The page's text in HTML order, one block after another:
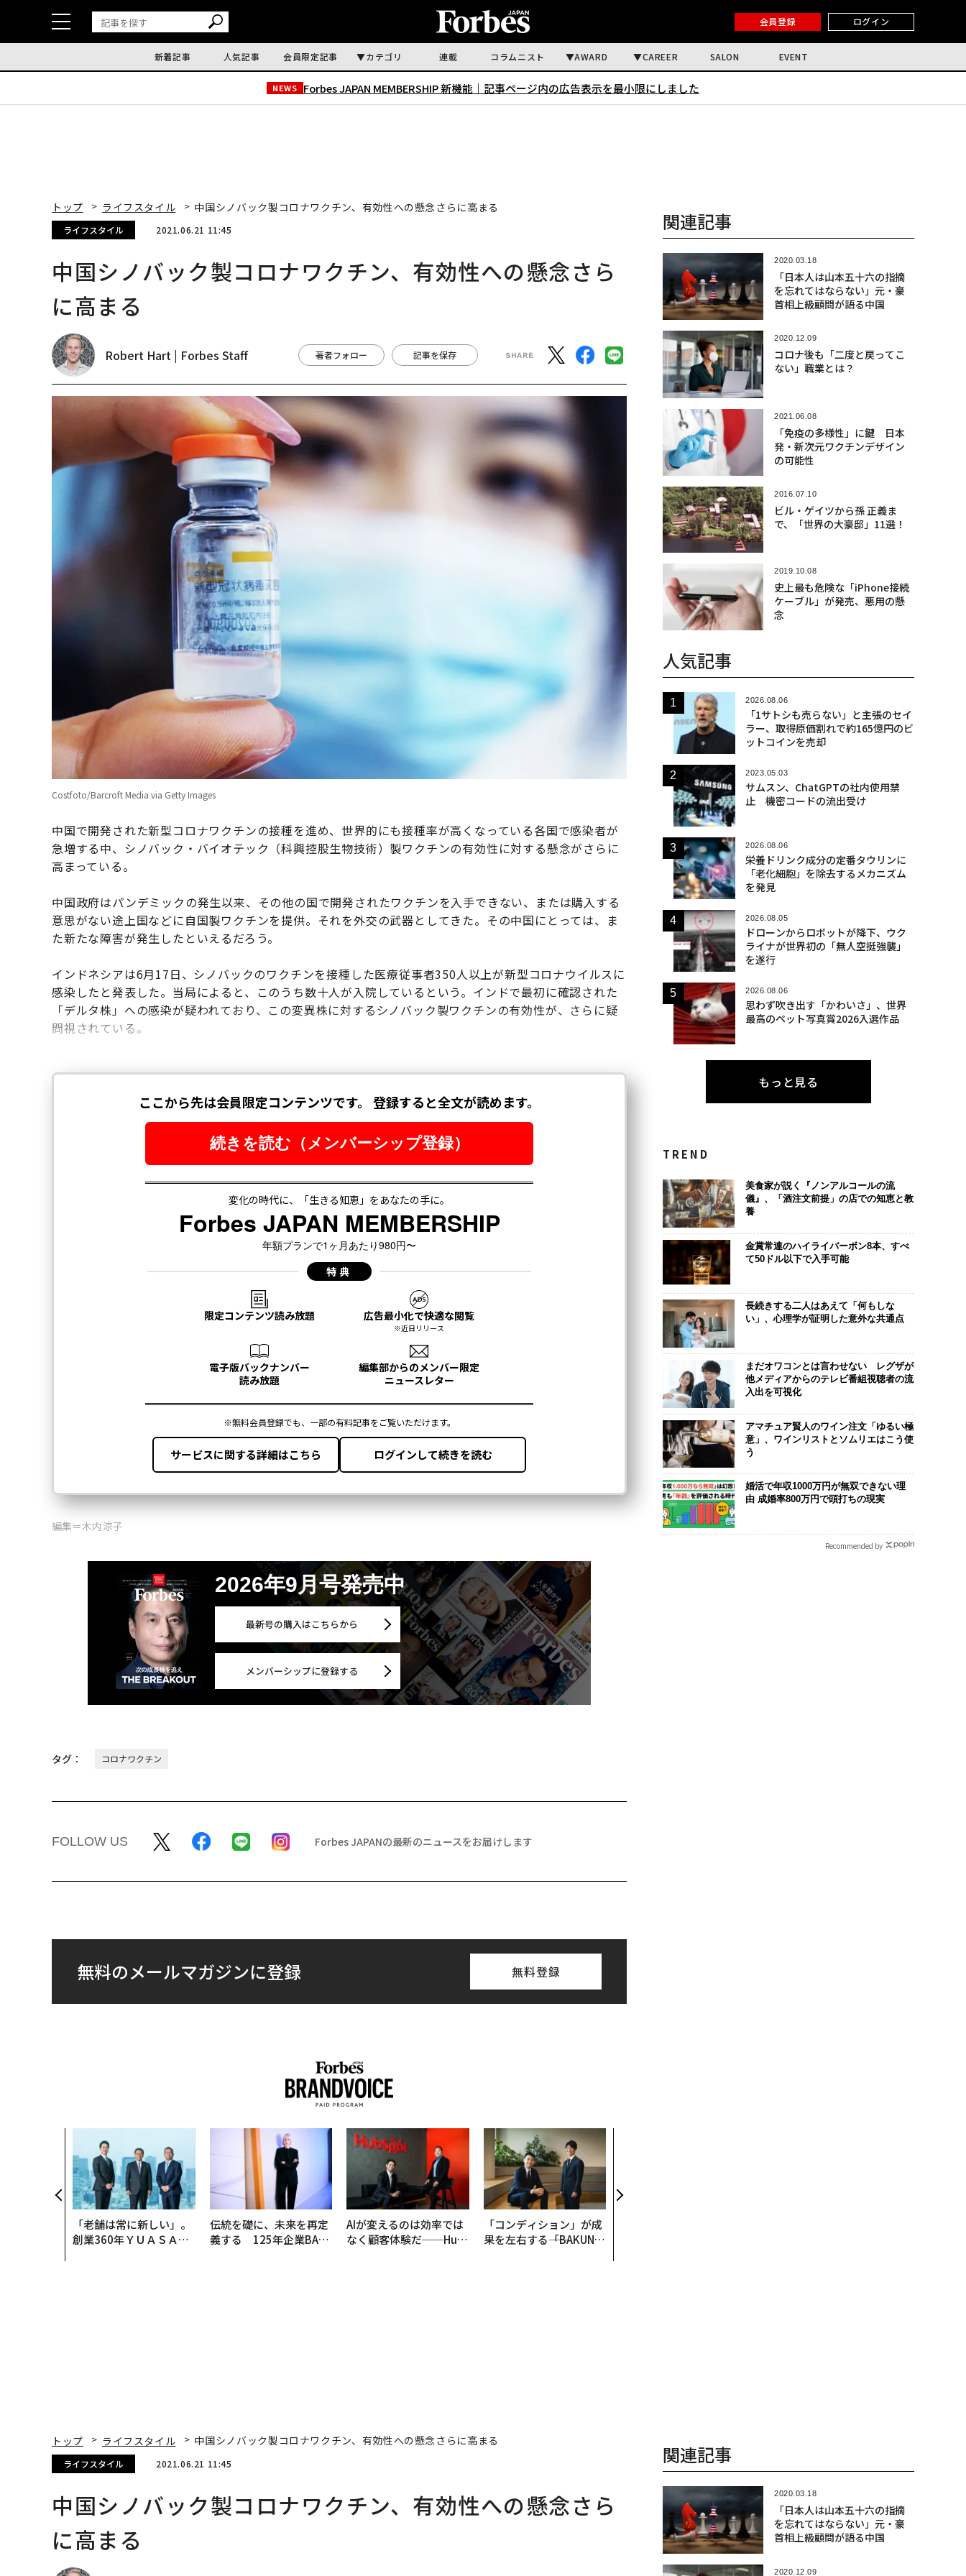
会員登録 ログイン
新着記事 人気記事 会員限定記事 カテゴリ 連載 コラムニスト AWARD CAREER SALON EVENT
NEWS Forbes JAPAN MEMBERSHIP 新機能｜ 記事ページ内の広告表示を最小限にしました
トップ ライフスタイル 中国シノバック製コロナワクチン、有効性への懸念さらに高まる
ライフスタイル 2021.06.21 11:45
中国シノバック製コロナワクチン、有効性への懸念さら
に高まる
Robert Hart | Forbes Staff 著者フォロー 記事を保存
Costfoto/Barcroft Media via Getty Images
中国で開発された新型コロナワクチンの接種を進め、世界的にも接種率が高くなっている各国で感染者が
急増する中、シノバック・バイオテック（科興控股生物技術）製ワクチンの有効性に対する懸念がさらに
高まっている。
中国政府はパンデミックの発生以来、その他の国で開発されたワクチンを入手できない、または購入する
意思がない途上国などに自国製ワクチンを提供。それを外交の武器としてきた。その中国にとっては、ま
た新たな障害が発生したといえるだろう。
インドネシアは6月17日、シノバックのワクチンを接種した医療従事者350人以上が新型コロナウイルスに
感染したと発表した。当局によると、このうち数十人が入院しているという。インドで最初に確認された
「デルタ株」への感染が疑われており、この変異株に対するシノバック製ワクチンの有効性が、さらに疑
問視されている。
編集＝木内涼子
2026年9月号発売中
最新号の購入はこちらから
メンバーシップに登録する
タグ： コロナワクチン
FOLLOW US Forbes JAPANの最新のニュースをお届けします
無料のメールマガジンに登録 無料登録
「老舗は常に新しい」。
創業360年ＹＵＡＳＡと
伝統を礎に、未来を再定
義する 125年企業BAT
AIが変えるのは効率では
なく顧客体験だ──Hub
「コンディション」が成
果を左右する――「BAKUN
関連記事
2020.03.18
「日本人は山本五十六の指摘
を忘れてはならない」元・豪
首相上級顧問が語る中国
2020.12.09
コロナ後も「二度と戻ってこ
ない」職業とは？
2021.06.08
「免疫の多様性」に鍵 日本
発・新次元ワクチンデザイン
の可能性
2016.07.10
ビル・ゲイツから孫 正義ま
で、「世界の大豪邸」11選！
2019.10.08
史上最も危険な「iPhone接続
ケーブル」が発売、悪用の懸
念
人気記事
2026.08.06
「1サトシも売らない」と主張のセイ
ラー、取得原価割れで約165億円のビ
ットコインを売却
2023.05.03
サムスン、ChatGPTの社内使用禁
止 機密コードの流出受け
2026.08.06
栄養ドリンク成分の定番タウリンに
「老化細胞」を除去するメカニズム
を発見
2026.08.05
ドローンからロボットが降下、ウク
ライナが世界初の「無人空挺強襲」
を遂行
2026.08.06
思わず吹き出す「かわいさ」、世界
最高のペット写真賞2026入選作品
もっと見る
TREND
美食家が説く『ノンアルコールの流
儀』、「酒注文前提」の店での知恵と教
養
金賞常連のハイライバーボン8本、すべ
て50ドル以下で入手可能
長続きする二人はあえて「何もしな
い」、心理学が証明した意外な共通点
まだオワコンとは言わせない レグザが
他メディアからのテレビ番組視聴者の流
入出を可視化
アマチュア賢人のワイン注文「ゆるい極
意」、ワインリストとソムリエはこう使
う
婚活で年収1000万円が無双できない理
由 成婚率800万円で頭打ちの現実
Recommended by
トップ ライフスタイル 中国シノバック製コロナワクチン、有効性への懸念さらに高まる
ライフスタイル 2021.06.21 11:45
中国シノバック製コロナワクチン、有効性への懸念さら
に高まる
関連記事
2020.03.18
「日本人は山本五十六の指摘
を忘れてはならない」元・豪
首相上級顧問が語る中国
2020.12.09